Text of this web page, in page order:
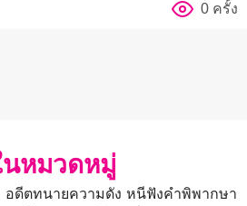
0 ครั้ง
หมวดหมู่
อดีตทนายความดัง หนีฟังคำพิพากษา